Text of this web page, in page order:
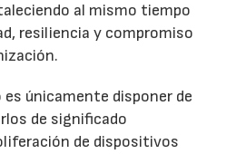
al mismo tiempo
resiliencia y compromiso
es únicamente disponer de
de significado
de dispositivos